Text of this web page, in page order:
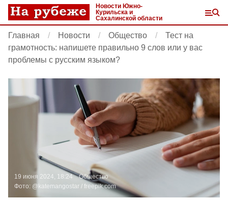
Новости Южно-
Курильска и
Сахалинской области
Главная Новости Общество
Тест на
грамотность: напишете правильно 9 слов или у вас
проблемы с русским языком?
19 июня 2024, 18:24
Общество
Фото: @katemangostar / freepik.com